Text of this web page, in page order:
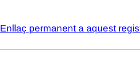
Enllaç permanent a aquest